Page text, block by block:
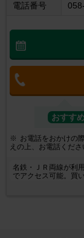
電話番号
おすす
お電話をおかけの
えの上、お電話くださ
名鉄・ＪＲ両線が利
でアクセス可能。買
市近郊のことならお